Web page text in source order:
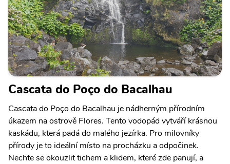
Cascata do Poço do Bacalhau
Cascata do Poço do Bacalhau je nádherným přírodním
úkazem na ostrově Flores. Tento vodopád vytváří krásnou
kaskádu, která padá do malého jezírka. Pro milovníky
přírody je to ideální místo na procházku a odpočinek.
Nechte se okouzlit tichem a klidem, které zde panují, a